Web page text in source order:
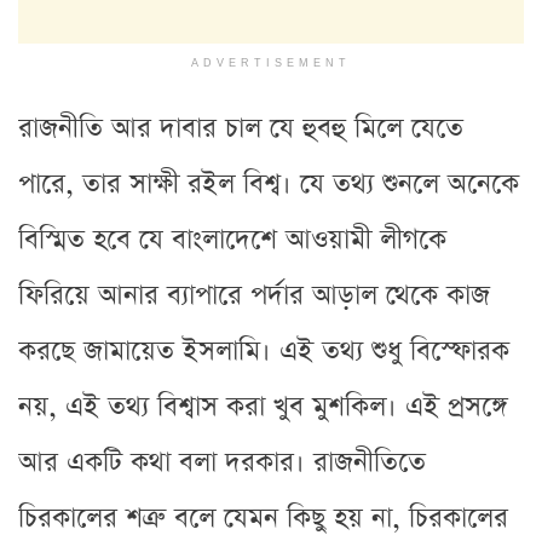
ADVERTISEMENT
রাজনীতি আর দাবার চাল যে হুবহু মিলে যেতে
পারে, তার সাক্ষী রইল বিশ্ব। যে তথ্য শুনলে অনেকে
বিস্মিত হবে যে বাংলাদেশে আওয়ামী লীগকে
ফিরিয়ে আনার ব্যাপারে পর্দার আড়াল থেকে কাজ
করছে জামায়েত ইসলামি। এই তথ্য শুধু বিস্ফোরক
নয়, এই তথ্য বিশ্বাস করা খুব মুশকিল। এই প্রসঙ্গে
আর একটি কথা বলা দরকার। রাজনীতিতে
চিরকালের শত্রু বলে যেমন কিছু হয় না, চিরকালের